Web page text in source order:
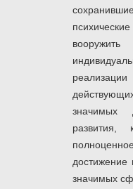
значимых
развития,
достижение
значимых